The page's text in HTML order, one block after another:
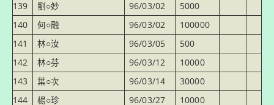
139
劉○妙 96/03/02
5000
140
何○融 96/03/02
100000
141
林○汝 96/03/05
500
142
林○芬 96/03/12
10000
143
葉○次 96/03/14
30000
144
楊○珍 96/03/27
10000